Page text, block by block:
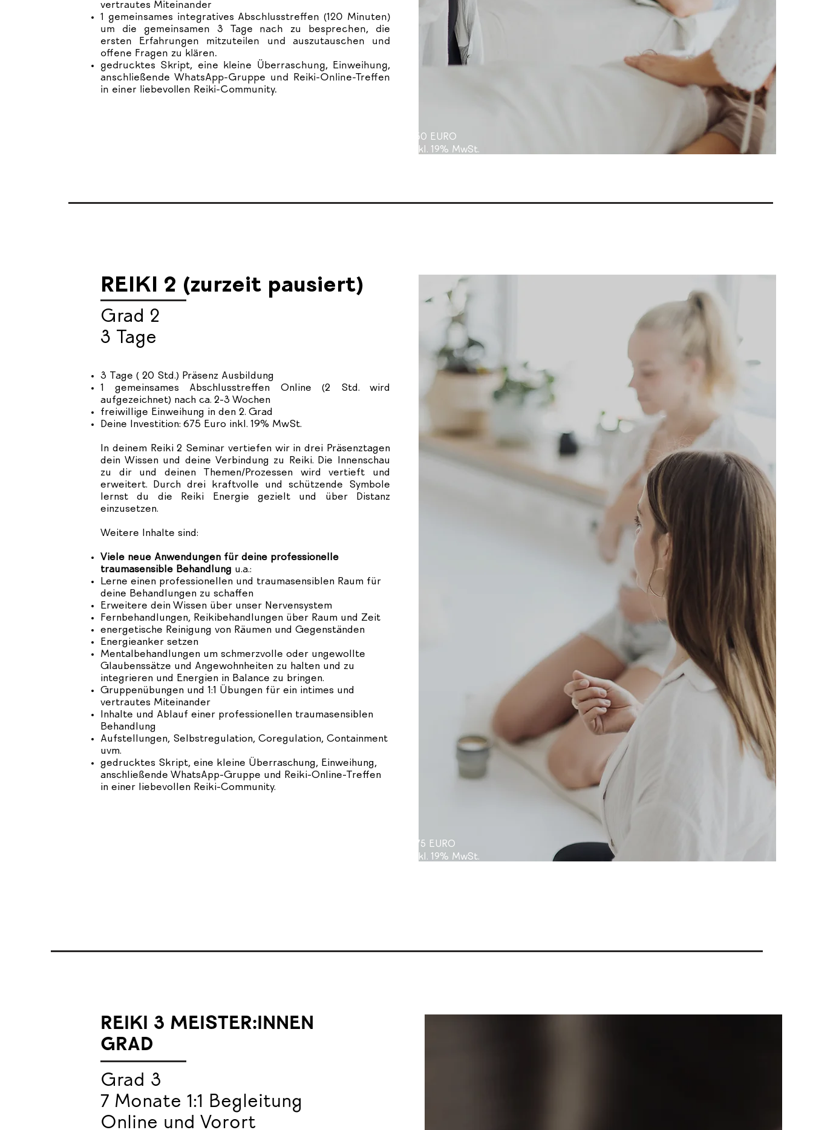
vertrautes Miteinander
1 gemeinsames integratives Abschlusstreffen (120 Minuten)
um die gemeinsamen 3 Tage nach zu besprechen, die
ersten Erfahrungen mitzuteilen und auszutauschen und
offene Fragen zu klären.
gedrucktes Skript, eine kleine Überraschung, Einweihung,
anschließende WhatsApp-Gruppe und Reiki-Online-Treffen
in einer liebevollen Reiki-Community.
550 EURO
Inkl. 19% MwSt.
REIKI 2 (zurzeit pausiert)
Grad 2
3 Tage
3 Tage ( 20 Std.) Präsenz Ausbildung
1 gemeinsames Abschlusstreffen Online (2 Std. wird
aufgezeichnet) nach ca. 2-3 Wochen
freiwillige Einweihung in den 2. Grad
Deine Investition: 675 Euro inkl. 19% MwSt.
In deinem Reiki 2 Seminar vertiefen wir in drei Präsenztagen
dein Wissen und deine Verbindung zu Reiki. Die Innenschau
zu dir und deinen Themen/Prozessen wird vertieft und
erweitert. Durch drei kraftvolle und schützende Symbole
lernst du die Reiki Energie gezielt und über Distanz
einzusetzen.
Weitere Inhalte sind:
Viele neue Anwendungen für deine professionelle
traumasensible Behandlung u.a.:
Lerne einen professionellen und traumasensiblen Raum für
deine Behandlungen zu schaffen
Erweitere dein Wissen über unser Nervensystem
Fernbehandlungen, Reikibehandlungen über Raum und Zeit
energetische Reinigung von Räumen und Gegenständen
Energieanker setzen
Mentalbehandlungen um schmerzvolle oder ungewollte
Glaubenssätze und Angewohnheiten zu halten und zu
integrieren und Energien in Balance zu bringen.
Gruppenübungen und 1:1 Übungen für ein intimes und
vertrautes Miteinander
Inhalte und Ablauf einer professionellen traumasensiblen
Behandlung
Aufstellungen, Selbstregulation, Coregulation, Containment
uvm.
gedrucktes Skript, eine kleine Überraschung, Einweihung,
anschließende WhatsApp-Gruppe und Reiki-Online-Treffen
in einer liebevollen Reiki-Community.
675 EURO
Inkl. 19% MwSt.
REIKI 3 MEISTER:INNEN
GRAD
Grad 3
7 Monate 1:1 Begleitung
Online und Vorort